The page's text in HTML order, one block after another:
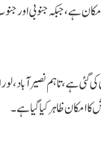
ہے، جبکہ جنوبی اور
ہے، تاہم نصیر آباد،
امکان ظاہر کیا گیا ہے۔